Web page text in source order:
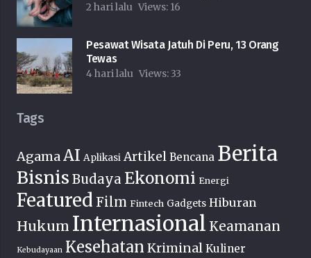
2 hari lalu Views: 16
Pesawat Wisata Jatuh Di Peru, 13 Orang
Tewas
4 hari lalu Views: 33
Tags
AgamaAI Aplikasi Artikel Bencana Berita
Bisnis Budaya Ekonomi Energi
Featured Film Fintech Gadgets Hiburan
Hukum Internasional Keamanan
Kebudayaan Kesehatan Kriminal Kuliner